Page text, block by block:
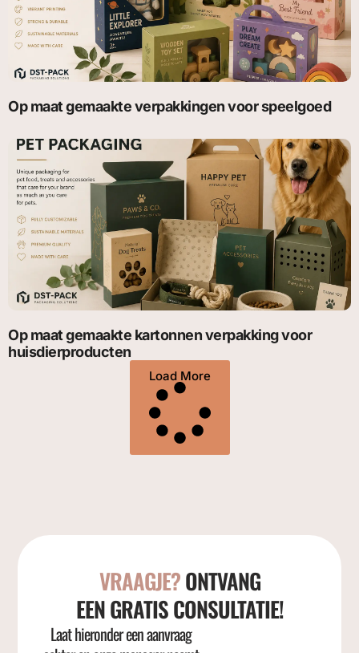
Op maat gemaakte verpakkingen voor speelgoed
Op maat gemaakte kartonnen verpakking voor
huisdierproducten
Load More
VRAAGJE?ONTVANG
EEN GRATIS CONSULTATIE!
Laat hieronder een aanvraag